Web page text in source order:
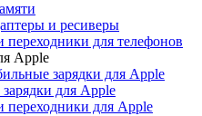
и ресиверы
переходники для телефонов
Apple
зарядки для Apple
для Apple
переходники для Apple